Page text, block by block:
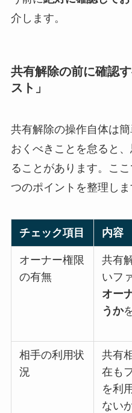
介します。
共有解除の前に確認
スト」
共有解除の操作自体は
おくべきことを怠ると
ることがあります。こ
つのポイントを整理しま
チェック項目 内容
オーナー権限
の有無
共有
いフ
オー
うか
相手の利用状
況
共有
在も
を利
ない